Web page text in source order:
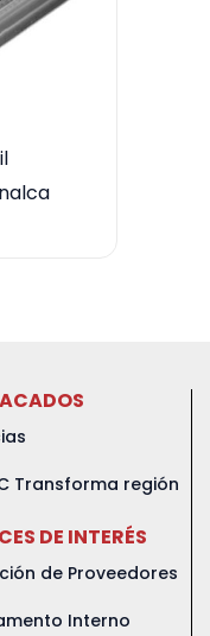
Transforma región
DE INTERÉS
de Proveedores
Interno